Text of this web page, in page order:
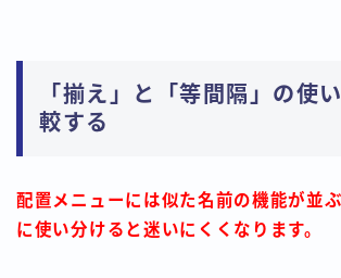
「揃え」と「等間隔」の使
較する
配置メニューには似た名前の機能が並
に使い分けると迷いにくくなります。